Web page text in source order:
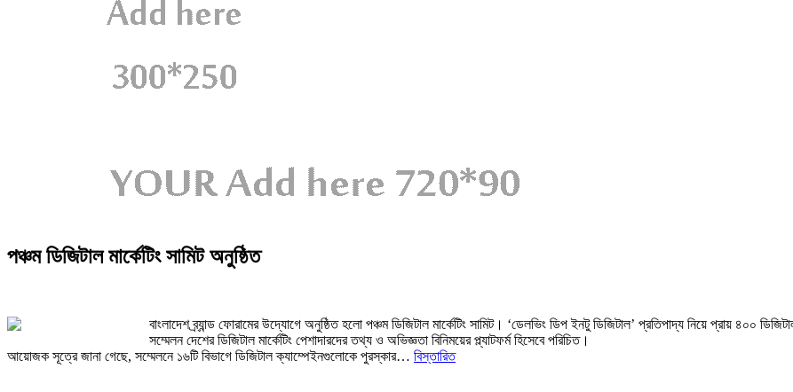
পঞ্চম ডিজিটাল মার্কেটিং সামিট অনুষ্ঠিত
বাংলাদেশ ব্র্যান্ড ফোরামের উদ্যোগে অনুষ্ঠিত হলো পঞ্চম ডিজিটাল মার্কেটিং সামিট। ‘ডেলভিং ডিপ ইনটু ডিজিটাল’ প্রতিপাদ্য নিয়ে প্রায় ৪০০
সম্মেলন দেশের ডিজিটাল মার্কেটিং পেশাদারদের তথ্য ও অভিজ্ঞতা বিনিময়ের প্ল্যাটফর্ম হিসেবে পরিচিত।
আয়োজক সূত্রে জানা গেছে, সম্মেলনে ১৬টি বিভাগে ডিজিটাল ক্যাম্পেইনগুলোকে পুরস্কার… বিস্তারিত